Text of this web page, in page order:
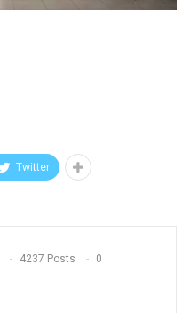
Twitter
4237 Posts 0